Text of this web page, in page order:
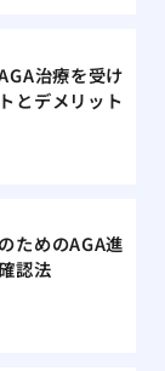
治療を受け
とデメリット
ためのAGA進
認法